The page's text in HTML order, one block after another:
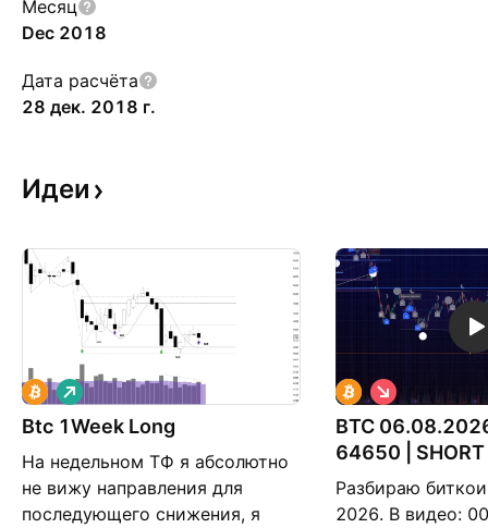
Месяц
Dec 2018
Дата расчёта
28 дек. 2018 г.
Идеи
Btc 1Week Long
На недельном ТФ я абсолютно
не вижу направления для
последующего снижения, я
Д
л
и
н
я
BTC
64650 |
по Atlant V8
Разбираю
2026. В видео:
К
о
р
о
т
к
а
я